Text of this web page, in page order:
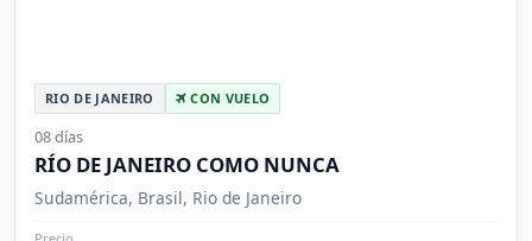
RIO DE JANEIRO CON VUELO
08 días
RÍO DE JANEIRO COMO NUNCA
Sudamérica, Brasil, Rio de Janeiro